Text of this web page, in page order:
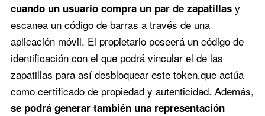
cuando un usuario compra un par de zapatillasy
escanea un código de barras a través de una
aplicación móvil. El propietario poseerá un código de
identificación con el que podrá vincular el de las
zapatillas para así desbloquear este token,que actúa
como certificado de propiedad y autenticidad. Además,
se podrá generar también una representación